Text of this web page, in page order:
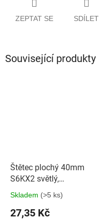
ZEPTAT SE SDÍLET
Související produkty
Štětec plochý 40mm
S6KX2 světlý,
umělhm.držadlo
Skladem (>5 ks)
27,35 Kč